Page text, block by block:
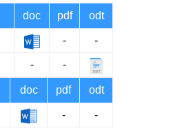
doc pdf odt
- -
- -
doc pdf odt
- -